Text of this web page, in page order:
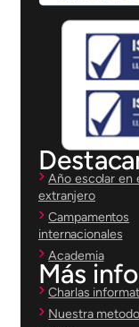
Año escolar en
extranjero
Campamentos
internacionales
Academia
Más
Charlas
Nuestra